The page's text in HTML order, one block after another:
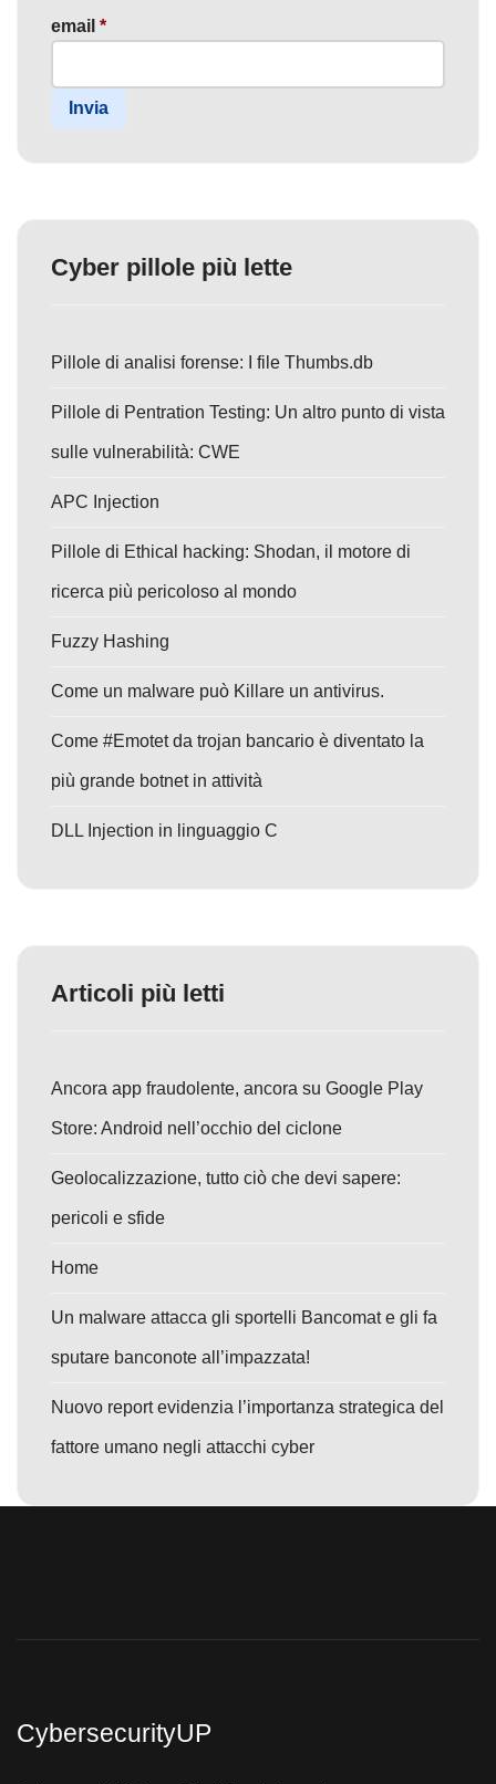
email *
Invia
Cyber pillole più lette
Pillole di analisi forense: I file Thumbs.db
Pillole di Pentration Testing: Un altro punto di vista
sulle vulnerabilità: CWE
APC Injection
Pillole di Ethical hacking: Shodan, il motore di
ricerca più pericoloso al mondo
Fuzzy Hashing
Come un malware può Killare un antivirus.
Come #Emotet da trojan bancario è diventato la
più grande botnet in attività
DLL Injection in linguaggio C
Articoli più letti
Ancora app fraudolente, ancora su Google Play
Store: Android nell’occhio del ciclone
Geolocalizzazione, tutto ciò che devi sapere:
pericoli e sfide
Home
Un malware attacca gli sportelli Bancomat e gli fa
sputare banconote all’impazzata!
Nuovo report evidenzia l’importanza strategica del
fattore umano negli attacchi cyber
CybersecurityUP